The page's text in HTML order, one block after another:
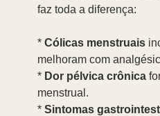
faz toda a diferença:
* Cólicas menstruais
melhoram com
* Dor pélvica crônica
menstrual.
* Sintomas